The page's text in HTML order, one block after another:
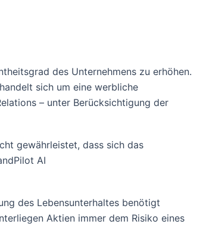
des Unternehmens zu erhöhen.
sich um eine werbliche
– unter Berücksichtigung der
gewährleistet, dass sich das
AI
des Lebensunterhaltes benötigt
Aktien immer dem Risiko eines